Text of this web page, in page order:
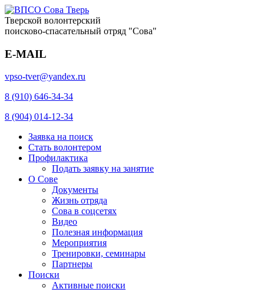
Тверской волонтерский
поисково-спасательный отряд "Сова"
E-MAIL
vpso-tver@yandex.ru
8 (910) 646-34-34
8 (904) 014-12-34
Заявка на поиск
Стать волонтером
Профилактика
Подать заявку на занятие
О Сове
Документы
Жизнь отряда
Сова в соцсетях
Видео
Полезная информация
Мероприятия
Тренировки, семинары
Партнеры
Поиски
Активные поиски